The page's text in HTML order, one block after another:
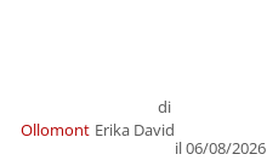
Ollomont
di
Erika David
il 06/08/2026